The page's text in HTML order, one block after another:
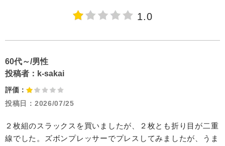
1.0
60代～/男性
投稿者： k-sakai
評価：
投稿日： 2026/07/25
２枚組のスラックスを買いましたが、２枚とも折り目が二重
線でした。ズボンプレッサーでプレスしてみましたが、うま